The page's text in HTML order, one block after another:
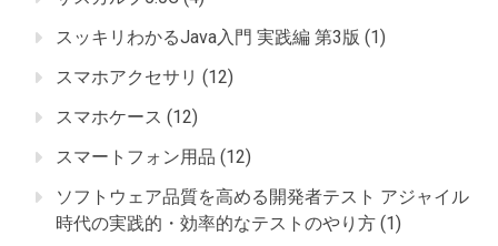
スッキリわかるJava入門 実践編 第3版 (1)
スマホアクセサリ (12)
スマホケース (12)
スマートフォン用品 (12)
ソフトウェア品質を高める開発者テスト アジャイル
時代の実践的・効率的なテストのやり方 (1)